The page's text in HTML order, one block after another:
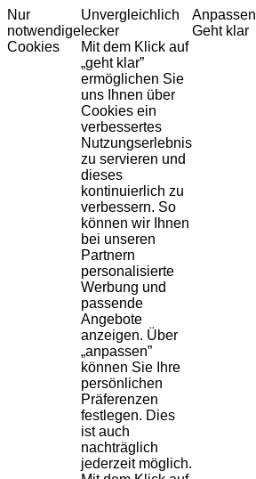
Nur
notwendige
Cookies
Unvergleichlich
lecker
Mit dem Klick auf
„geht klar”
ermöglichen Sie
uns Ihnen über
Cookies ein
verbessertes
Nutzungserlebnis
zu servieren und
dieses
kontinuierlich zu
verbessern. So
können wir Ihnen
bei unseren
Partnern
personalisierte
Werbung und
passende
Angebote
anzeigen. Über
„anpassen”
können Sie Ihre
persönlichen
Präferenzen
festlegen. Dies
ist auch
nachträglich
jederzeit möglich.
Anpassen
Geht klar